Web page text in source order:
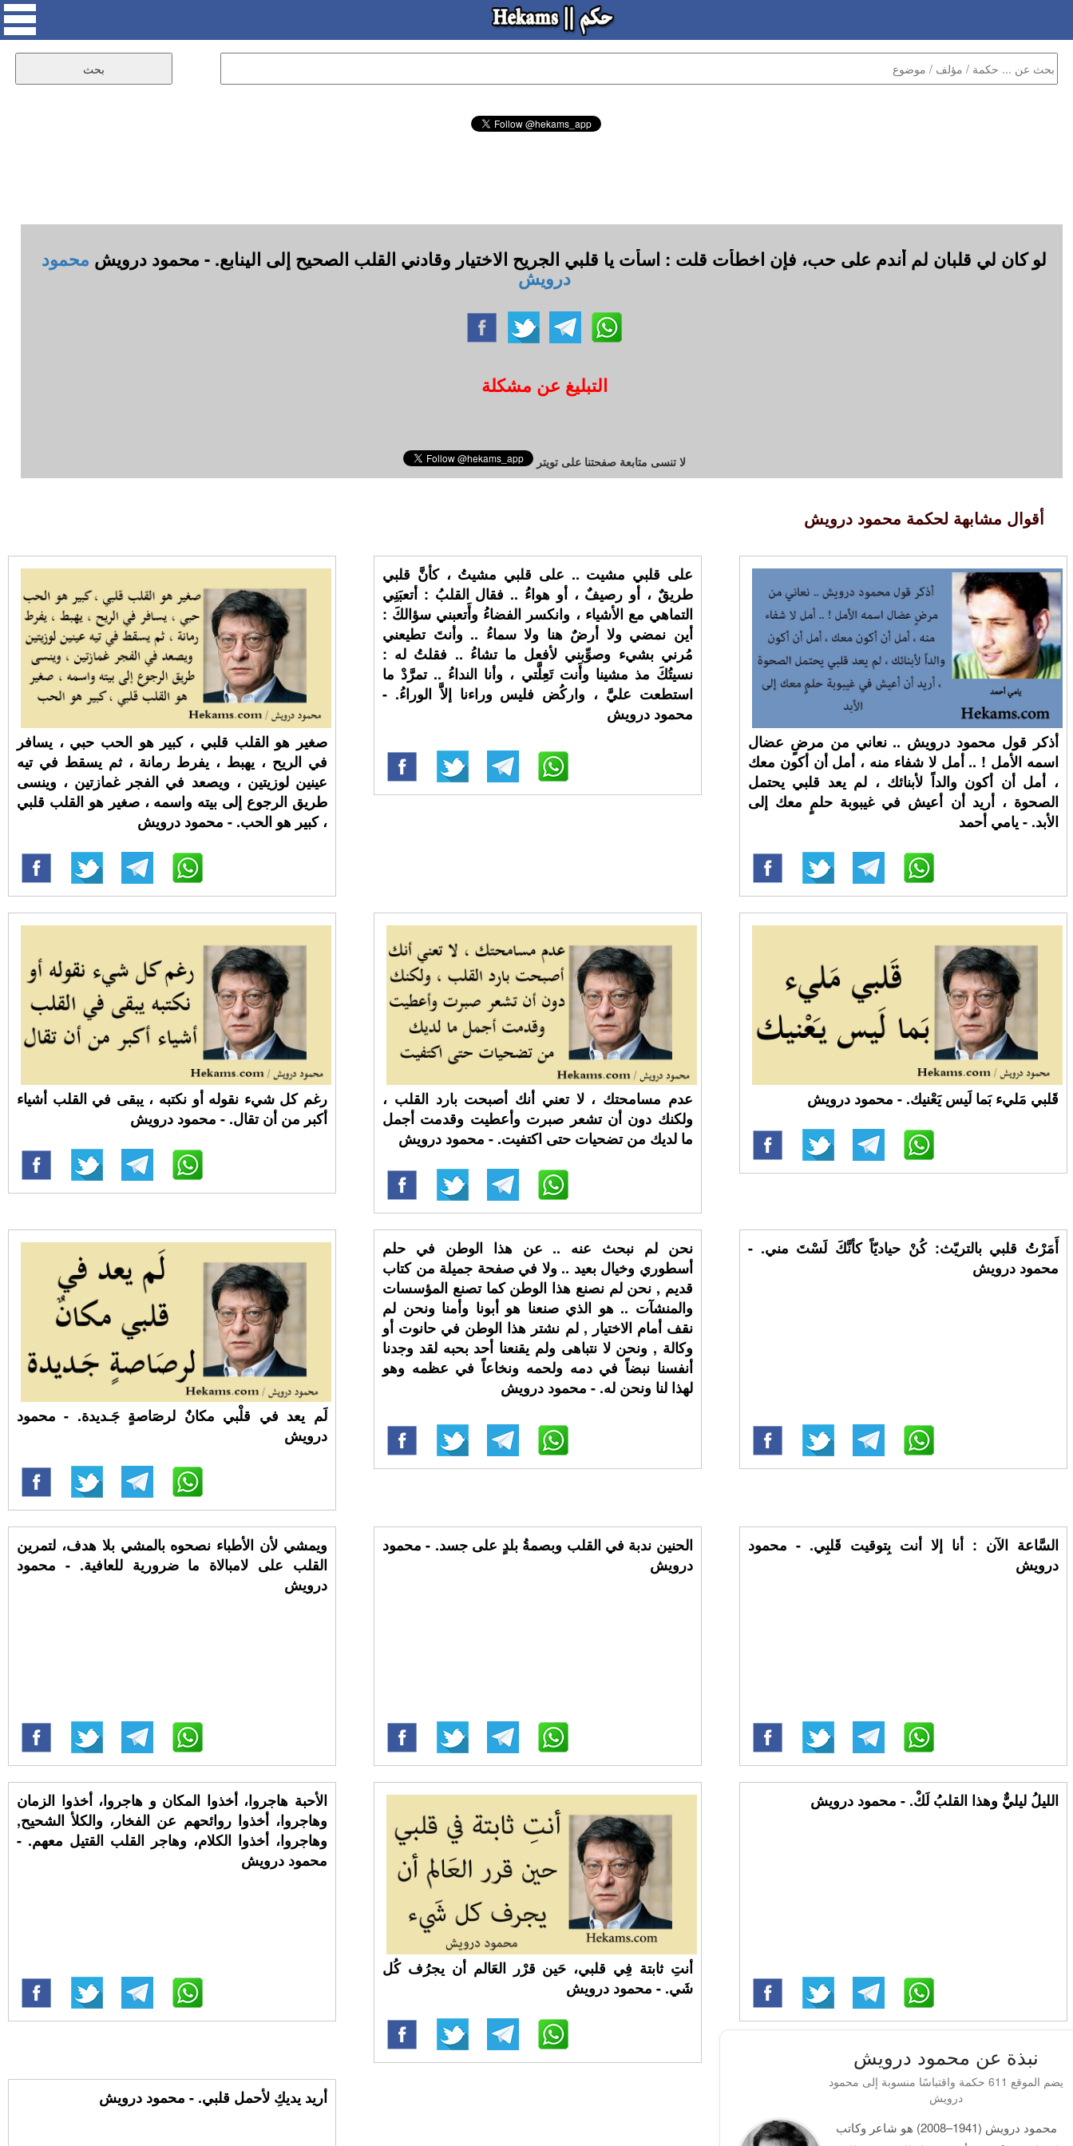
لو كان لي قلبان لم أندم على حب، فإن اخطأت قلت : اسأت يا قلبي الجريح الاختيار وقادني القلب الصحيح إلى الينابع. - محمود درويش محمود
درويش
التبليغ عن مشكلة
لا تنسى متابعة صفحتنا على تويتر
أقوال مشابهة لحكمة محمود درويش
صغير هو القلب قلبي ، كبير هو الحب حبي ، يسافر
في الريح ، يهبط ، يفرط رمانة ، ثم يسقط في تيه
عينين لوزيتين ، ويصعد في الفجر غمازتين ، وينسى
طريق الرجوع إلى بيته واسمه ، صغير هو القلب قلبي
، كبير هو الحب. - محمود درويش
على قلبي مشيت .. على قلبي مشيتُ ، كأنَّ قلبي
طريقٌ ، أو رصيفٌ ، أو هواءُ .. فقال القلبُ : أتعبَنِي
التماهي مع الأشياء ، وانكسر الفضاءُ وأَتعبني سؤالكَ :
أين نمضي ولا أرضٌ هنا ولا سماءُ .. وأنتَ تطيعني
مُرني بشيء وصوِّبني لأفعل ما تشاءُ .. فقلتُ له :
نسيتُكَ مذ مشينا وأَنت تَعِلَّتي ، وأنا النداءُ .. تمرَّدْ ما
استطعت عليَّ ، واركُض فليس وراءنا إلاَّ الوراءُ. -
محمود درويش
أذكر قول محمود درويش .. نعاني من مرضٍ عضال
اسمه الأمل ! .. أمل لا شفاء منه ، أمل أن أكون معك
، أمل أن أكون والداً لأبنائك ، لم يعد قلبي يحتمل
الصحوة ، أريد أن أعيش في غيبوبة حلمٍ معك إلى
الأبد. - يامي أحمد
رغم كل شيء نقوله أو نكتبه ، يبقى في القلب أشياء
أكبر من أن تقال. - محمود درويش
عدم مسامحتك ، لا تعني أنك أصبحت بارد القلب ،
ولكنك دون أن تشعر صبرت وأعطيت وقدمت أجمل
ما لديك من تضحيات حتى اكتفيت. - محمود درويش
قَلبي مَليء بَما لَيس يَعْنيك. - محمود درويش
لَم يعد في قلْبي مكانٌ لرصَاصةٍ جَـديدة. - محمود
درويش
نحن لم نبحث عنه .. عن هذا الوطن في حلم
أسطوري وخيال بعيد .. ولا في صفحة جميلة من كتاب
قديم , نحن لم نصنع هذا الوطن كما تصنع المؤسسات
والمنشآت .. هو الذي صنعنا هو أبونا وأمنا ونحن لم
نقف أمام الاختيار , لم نشتر هذا الوطن في حانوت أو
وكالة , ونحن لا نتباهى ولم يقنعنا أحد بحبه لقد وجدنا
أنفسنا نبضاً في دمه ولحمه ونخاعاً في عظمه وهو
لهذا لنا ونحن له. - محمود درويش
أَمَرْتُ قلبي بالتريّث: كُنْ حياديّاً كأنَّكَ لَسْتَ مني. -
محمود درويش
ويمشي لأن الأطباء نصحوه بالمشي بلا هدف، لتمرين
القلب على لامبالاة ما ضرورية للعافية. - محمود
درويش
الحنين ندبة في القلب وبصمةُ بلدٍ على جسد. - محمود
درويش
السَّاعة الآن : أنا إلا أنت بِتوقيت قَلبِي. - محمود
درويش
الأحبة هاجروا، أخذوا المكان و هاجروا، أخذوا الزمان
وهاجروا، أخذوا روائحهم عن الفخار، والكلأ الشحيح,
وهاجروا، أخذوا الكلام، وهاجر القلب القتيل معهم. -
محمود درويش
أنتِ ثابتة فِي قلبي، حَين قرْر العَالم أن يجرُف كُل
شَي. - محمود درويش
الليلُ ليليٌّ وهذا القلبُ لَكْ. - محمود درويش
أريد يديكِ لأحمل قلبي. - محمود درويش
نبذة عن محمود درويش
يضم الموقع 611 حكمة واقتباسًا منسوبة إلى محمود
درويش
محمود درويش (1941–2008) هو شاعر وكاتب